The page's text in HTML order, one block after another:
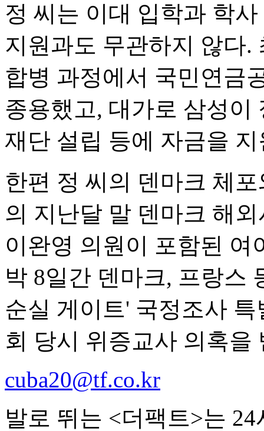
정 씨는 이대 입학과 학
지원과도 무관하지 않다.
합병 과정에서 국민연금
종용했고, 대가로 삼성이
재단 설립 등에 자금을
한편 정 씨의 덴마크 체
의 지난달 말 덴마크 해
이완영 의원이 포함된 여
박 8일간 덴마크, 프랑스
순실 게이트' 국정조사
회 당시 위증교사 의혹을
cuba20@tf.co.kr
발로 뛰는 <더팩트>는